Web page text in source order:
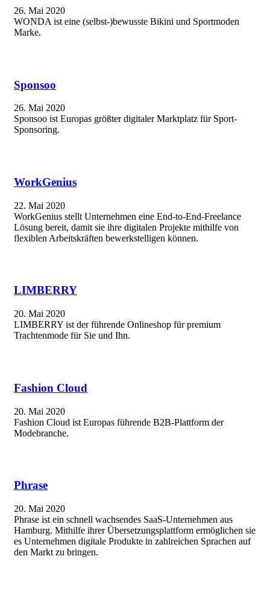
26. Mai 2020
WONDA ist eine (selbst-)bewusste Bikini und Sportmoden
Marke.
Sponsoo
26. Mai 2020
Sponsoo ist Europas größter digitaler Marktplatz für Sport-
Sponsoring.
WorkGenius
22. Mai 2020
WorkGenius stellt Unternehmen eine End-to-End-Freelance
Lösung bereit, damit sie ihre digitalen Projekte mithilfe von
flexiblen Arbeitskräften bewerkstelligen können.
LIMBERRY
20. Mai 2020
LIMBERRY ist der führende Onlineshop für premium
Trachtenmode für Sie und Ihn.
Fashion Cloud
20. Mai 2020
Fashion Cloud ist Europas führende B2B-Plattform der
Modebranche.
Phrase
20. Mai 2020
Phrase ist ein schnell wachsendes SaaS-Unternehmen aus
Hamburg. Mithilfe ihrer Übersetzungsplattform ermöglichen sie
es Unternehmen digitale Produkte in zahlreichen Sprachen auf
den Markt zu bringen.